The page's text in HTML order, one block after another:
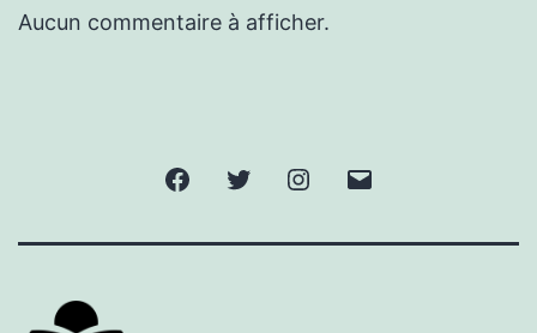
Aucun commentaire à afficher.
FacebookTwitter Instagram